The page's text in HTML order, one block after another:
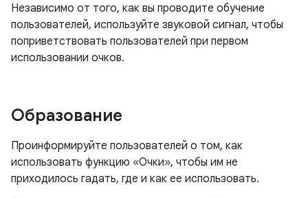
Независимо от того, как вы проводите обучение
пользователей, используйте звуковой сигнал, чтобы
поприветствовать пользователей при первом
использовании очков.
Образование
Проинформируйте пользователей о том, как
использовать функцию «Очки», чтобы им не
приходилось гадать, где и как ее использовать.